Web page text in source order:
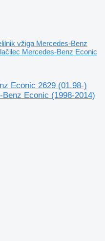
vžiga Mercedes-Benz
Mercedes-Benz Econic
Econic 2629 (01.98-)
Econic (1998-2014)